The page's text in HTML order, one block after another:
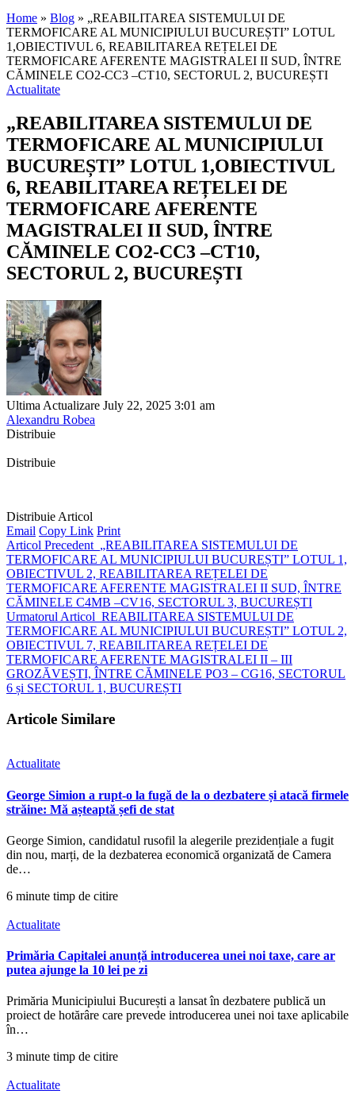
Home » Blog » „REABILITAREA SISTEMULUI DE
TERMOFICARE AL MUNICIPIULUI BUCUREȘTI” LOTUL
1,OBIECTIVUL 6, REABILITAREA REȚELEI DE
TERMOFICARE AFERENTE MAGISTRALEI II SUD, ÎNTRE
CĂMINELE CO2-CC3 –CT10, SECTORUL 2, BUCUREȘTI
Actualitate
„REABILITAREA SISTEMULUI DE
TERMOFICARE AL MUNICIPIULUI
BUCUREȘTI” LOTUL 1,OBIECTIVUL
6, REABILITAREA REȚELEI DE
TERMOFICARE AFERENTE
MAGISTRALEI II SUD, ÎNTRE
CĂMINELE CO2-CC3 –CT10,
SECTORUL 2, BUCUREȘTI
Ultima Actualizare July 22, 2025 3:01 am
Alexandru Robea
Distribuie
Distribuie
Distribuie Articol
Email Copy Link Print
Articol Precedent „REABILITAREA SISTEMULUI DE
TERMOFICARE AL MUNICIPIULUI BUCUREȘTI” LOTUL 1,
OBIECTIVUL 2, REABILITAREA REȚELEI DE
TERMOFICARE AFERENTE MAGISTRALEI II SUD, ÎNTRE
CĂMINELE C4MB –CV16, SECTORUL 3, BUCUREȘTI
Urmatorul Articol REABILITAREA SISTEMULUI DE
TERMOFICARE AL MUNICIPIULUI BUCUREȘTI” LOTUL 2,
OBIECTIVUL 7, REABILITAREA REȚELEI DE
TERMOFICARE AFERENTE MAGISTRALEI II – III
GROZĂVEȘTI, ÎNTRE CĂMINELE PO3 – CG16, SECTORUL
6 și SECTORUL 1, BUCUREȘTI
Articole Similare
Actualitate
George Simion a rupt-o la fugă de la o dezbatere și atacă firmele
străine: Mă așteaptă șefi de stat
George Simion, candidatul rusofil la alegerile prezidențiale a fugit
din nou, marți, de la dezbaterea economică organizată de Camera
de…
6 minute timp de citire
Actualitate
Primăria Capitalei anunță introducerea unei noi taxe, care ar
putea ajunge la 10 lei pe zi
Primăria Municipiului București a lansat în dezbatere publică un
proiect de hotărâre care prevede introducerea unei noi taxe aplicabile
în…
3 minute timp de citire
Actualitate